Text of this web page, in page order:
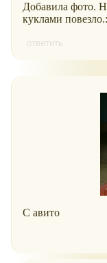
Добавила фото.
куклами
ответить
С авито